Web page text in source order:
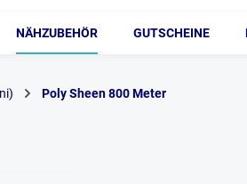
NÄHZUBEHÖR GUTSCHEINE
Poly Sheen 800 Meter